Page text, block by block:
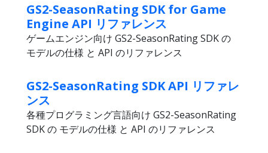
GS2-SeasonRating SDK for Game
Engine API リファレンス
ゲームエンジン向け GS2-SeasonRating SDK の
モデルの仕様 と API のリファレンス
GS2-SeasonRating SDK API リファレ
ンス
各種プログラミング言語向け GS2-SeasonRating
SDK の モデルの仕様 と API のリファレンス